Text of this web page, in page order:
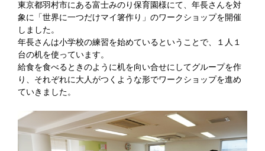
東京都羽村市にある富士みのり保育園様にて、年長さんを対
象に「世界に一つだけマイ箸作り」のワークショップを開催
しました。
年長さんは小学校の練習を始めているということで、１人１
台の机を使っています。
給食を食べるときのように机を向い合せにしてグループを作
り、それぞれに大人がつくような形でワークショップを進め
ていきました。